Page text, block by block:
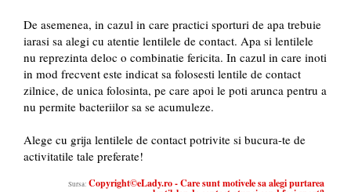
De asemenea, in cazul in care practici sporturi de apa trebuie
iarasi sa alegi cu atentie lentilele de contact. Apa si lentilele
nu reprezinta deloc o combinatie fericita. In cazul in care inoti
in mod frecvent este indicat sa folosesti lentile de contact
zilnice, de unica folosinta, pe care apoi le poti arunca pentru a
nu permite bacteriilor sa se acumuleze.
Alege cu grija lentilele de contact potrivite si bucura-te de
activitatile tale preferate!
Sursa: Copyright©eLady.ro - Care sunt motivele sa alegi purtarea